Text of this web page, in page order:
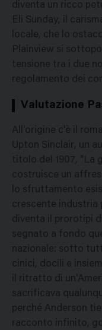
diventa un ricco
Eli Sunday, il
locale, che lo
Plainview si
tensione tra i due
regolamento dei
Valutazione
All'origine c'è il
Upton Sinclair, un
titolo del 1907, "La
costruisce un
lo sfruttamento
crescente industria
diventa il prorotipi
segnato a fondo
nazionale: sotto
cinici, docili e
il ritratto di
sacrificava
perché Anderson
racconto infinito,